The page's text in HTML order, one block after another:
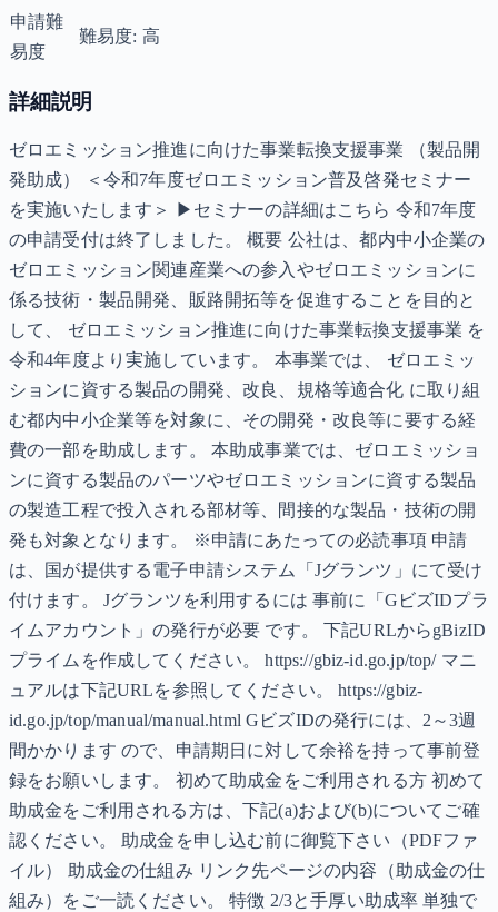
申請難
易度
難易度: 高
詳細説明
ゼロエミッション推進に向けた事業転換支援事業 （製品開
発助成） ＜令和7年度ゼロエミッション普及啓発セミナー
を実施いたします＞ ▶セミナーの詳細はこちら 令和7年度
の申請受付は終了しました。 概要 公社は、都内中小企業の
ゼロエミッション関連産業への参入やゼロエミッションに
係る技術・製品開発、販路開拓等を促進することを目的と
して、 ゼロエミッション推進に向けた事業転換支援事業 を
令和4年度より実施しています。 本事業では、 ゼロエミッ
ションに資する製品の開発、改良、規格等適合化 に取り組
む都内中小企業等を対象に、その開発・改良等に要する経
費の一部を助成します。 本助成事業では、ゼロエミッショ
ンに資する製品のパーツやゼロエミッションに資する製品
の製造工程で投入される部材等、間接的な製品・技術の開
発も対象となります。 ※申請にあたっての必読事項 申請
は、国が提供する電子申請システム「Jグランツ」にて受け
付けます。 Jグランツを利用するには 事前に「GビズIDプラ
イムアカウント」の発行が必要 です。 下記URLからgBizID
プライムを作成してください。 https://gbiz-id.go.jp/top/ マニ
ュアルは下記URLを参照してください。 https://gbiz-
id.go.jp/top/manual/manual.html GビズIDの発行には、2～3週
間かかります ので、申請期日に対して余裕を持って事前登
録をお願いします。 初めて助成金をご利用される方 初めて
助成金をご利用される方は、下記(a)および(b)についてご確
認ください。 助成金を申し込む前に御覧下さい（PDFファ
イル） 助成金の仕組み リンク先ページの内容（助成金の仕
組み）をご一読ください。 特徴 2/3と手厚い助成率 単独で